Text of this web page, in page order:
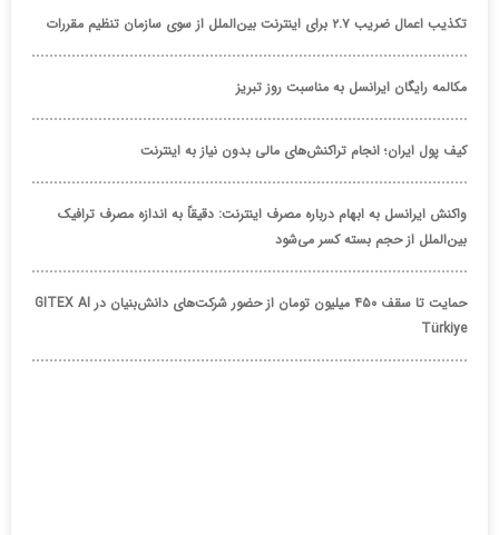
تکذیب اعمال ضریب ۲.۷ برای اینترنت بین‌الملل از سوی سازمان تنظیم مقررات
مکالمه رایگان ایرانسل به مناسبت روز تبریز
کیف پول ایران؛ انجام تراکنش‌های مالی بدون نیاز به اینترنت
واکنش ایرانسل به ابهام درباره مصرف اینترنت: دقیقاً به اندازه مصرف ترافیک
بین‌الملل از حجم بسته کسر می‌شود
حمایت تا سقف ۴۵۰ میلیون تومان از حضور شرکت‌های دانش‌بنیان در GITEX AI
Türkiye